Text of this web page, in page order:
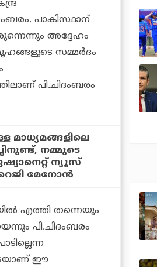
പാകിസ്ഥാന്
അദ്ദേഹം
സമ്മർദം
പി.ചിദംബരം
മാധ്യമങ്ങളിലെ
നമ്മുടെ
ന്യൂസ്
മേനോന്‍
എത്തി തന്നെയും
പി.ചിദംബരം
ഈ